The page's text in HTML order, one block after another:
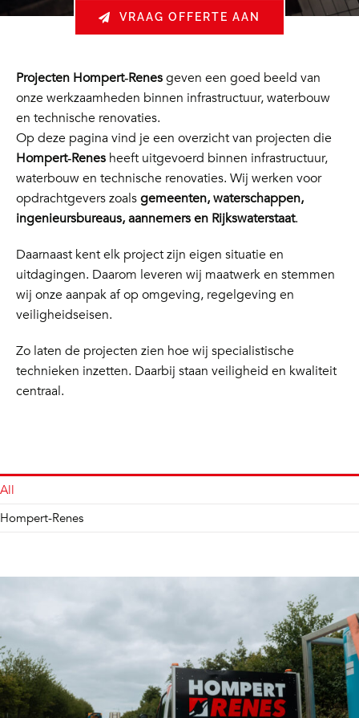
VRAAG OFFERTE AAN
Projecten Hompert‑Renesgeven een goed beeld van
onze werkzaamheden binnen infrastructuur, waterbouw
en technische renovaties.
Op deze pagina vind je een overzicht van projecten die
Hompert‑Renesheeft uitgevoerd binnen infrastructuur,
waterbouw en technische renovaties. Wij werken voor
opdrachtgevers zoalsgemeenten, waterschappen,
ingenieursbureaus, aannemers en Rijkswaterstaat.
Daarnaast kent elk project zijn eigen situatie en
uitdagingen. Daarom leveren wij maatwerk en stemmen
wij onze aanpak af op omgeving, regelgeving en
veiligheidseisen.
Zo laten de projecten zien hoe wij specialistische
technieken inzetten. Daarbij staan veiligheid en kwaliteit
centraal.
All
Hompert-Renes